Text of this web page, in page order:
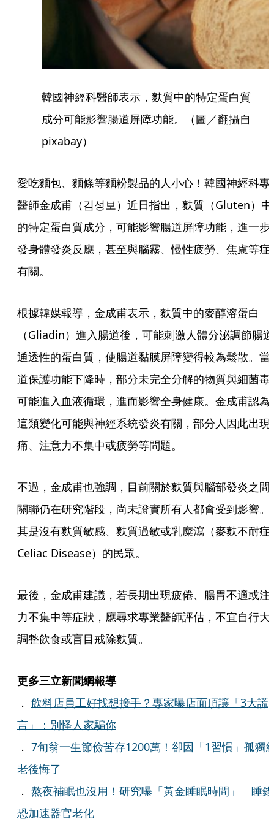
韓國神經科醫師表示，麩質中的特定蛋白質
成分可能影響腸道屏障功能。（圖／翻攝自
pixabay）
愛吃麵包、麵條等麵粉製品的人小心！韓國神經科專
醫師金成甫（김성보）近日指出，麩質（Gluten）中
的特定蛋白質成分，可能影響腸道屏障功能，進一步
發身體發炎反應，甚至與腦霧、慢性疲勞、焦慮等症
有關。
根據韓媒報導，金成甫表示，麩質中的麥醇溶蛋白
（Gliadin）進入腸道後，可能刺激人體分泌調節腸道
通透性的蛋白質，使腸道黏膜屏障變得較為鬆散。當
道保護功能下降時，部分未完全分解的物質與細菌毒
可能進入血液循環，進而影響全身健康。金成甫認為
這類變化可能與神經系統發炎有關，部分人因此出現
痛、注意力不集中或疲勞等問題。
不過，金成甫也強調，目前關於麩質與腦部發炎之間
關聯仍在研究階段，尚未證實所有人都會受到影響。
其是沒有麩質敏感、麩質過敏或乳糜瀉（麥麩不耐症
Celiac Disease）的民眾。
最後，金成甫建議，若長期出現疲倦、腸胃不適或注
力不集中等症狀，應尋求專業醫師評估，不宜自行大
調整飲食或盲目戒除麩質。
更多三立新聞網報導
． 飲料店員工好找想接手？專家曝店面頂讓「3大謊
言」：別怪人家騙你
． 7旬翁一生節儉苦存1200萬！卻因「1習慣」孤獨
老後悔了
． 熬夜補眠也沒用！研究曝「黃金睡眠時間」 睡錯
恐加速器官老化